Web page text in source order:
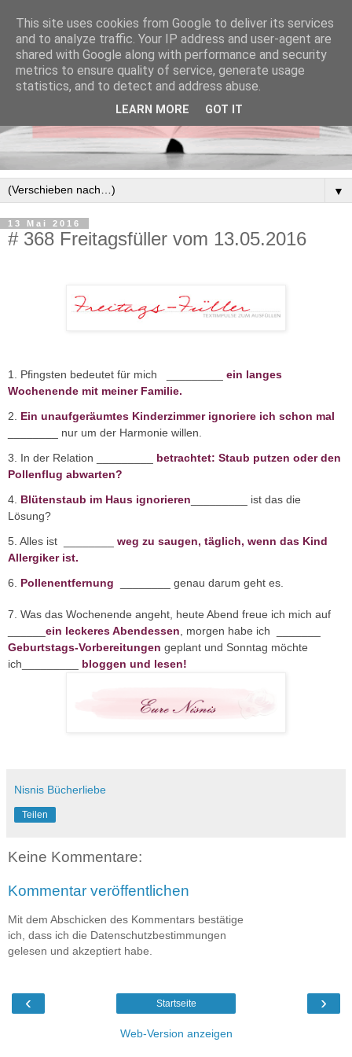
▼
13 Mai 2016
# 368 Freitagsfüller vom 13.05.2016
1. Pfingsten bedeutet für mich _________ ein langes
Wochenende mit meiner Familie.
2. Ein unaufgeräumtes Kinderzimmer ignoriere ich schon mal
________ nur um der Harmonie willen.
3. In der Relation _________ betrachtet: Staub putzen oder den
Pollenflug abwarten?
4. Blütenstaub im Haus ignorieren _________ ist das die
Lösung?
5. Alles ist ________ weg zu saugen, täglich, wenn das Kind
Allergiker ist.
6. Pollenentfernung ________ genau darum geht es.
7. Was das Wochenende angeht, heute Abend freue ich mich auf
ein leckeres Abendessen , morgen habe ich _______
Geburtstags-Vorbereitungen geplant und Sonntag möchte
ich_________ bloggen und lesen!
Nisnis Bücherliebe
Teilen
Keine Kommentare:
Kommentar veröffentlichen
Mit dem Abschicken des Kommentars bestätige
ich, dass ich die Datenschutzbestimmungen
gelesen und akzeptiert habe.
‹ ›
Startseite
Web-Version anzeigen
This site uses cookies from Google to deliver its services
and to analyze traffic. Your IP address and user-agent are
shared with Google along with performance and security
metrics to ensure quality of service, generate usage
statistics, and to detect and address abuse.
LEARN MORE GOT IT